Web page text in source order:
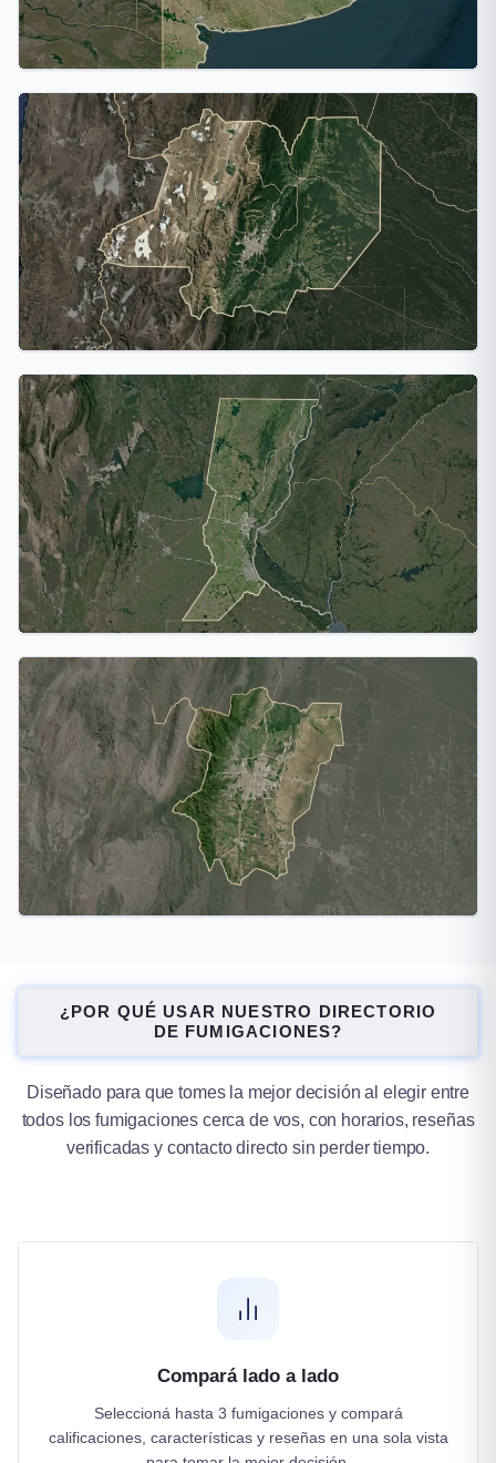
Provincia de Buenos Aires
17 ciudades
Salta
1 ciudad
Santa Fe
2 ciudades
Tucumán
¿POR QUÉ USAR NUESTRO DIRECTORIO
DE FUMIGACIONES?
Diseñado para que tomes la mejor decisión al elegir entre
todos los fumigaciones cerca de vos, con horarios, reseñas
verificadas y contacto directo sin perder tiempo.
Compará lado a lado
Seleccioná hasta 3 fumigaciones y compará
calificaciones, características y reseñas en una sola vista